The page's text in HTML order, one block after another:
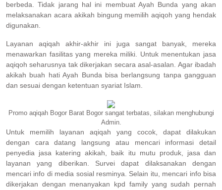
berbeda. Tidak jarang hal ini membuat Ayah Bunda yang akan
melaksanakan acara akikah bingung memilih aqiqoh yang hendak
digunakan.
Layanan aqiqah akhir-akhir ini juga sangat banyak, mereka
menawarkan fasilitas yang mereka miliki. Untuk menentukan jasa
aqiqoh seharusnya tak dikerjakan secara asal-asalan. Agar ibadah
akikah buah hati Ayah Bunda bisa berlangsung tanpa gangguan
dan sesuai dengan ketentuan syariat Islam.
Promo aqiqah Bogor Barat Bogor sangat terbatas, silakan menghubungi
Admin.
Untuk memilih layanan aqiqah yang cocok, dapat dilakukan
dengan cara datang langsung atau mencari informasi detail
penyedia jasa katering akikah, baik itu mutu produk, jasa dan
layanan yang diberikan. Survei dapat dilaksanakan dengan
mencari info di media sosial resminya. Selain itu, mencari info bisa
dikerjakan dengan menanyakan kpd family yang sudah pernah